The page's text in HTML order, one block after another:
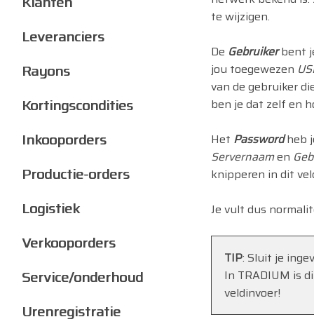
te wijzigen.
De Gebruikerbent
jou toegewezen
van de gebruiker
ben je dat zelf en
Het Passwordheb
Servernaamen
knipperen in dit
Je vult dus
TIP: Sluit je
In TRADIUM is
veldinvoer!
Leveranciers
Rayons
Kortingscondities
Inkooporders
Productie-orders
Logistiek
Verkooporders
Service/onderhoud
Urenregistratie